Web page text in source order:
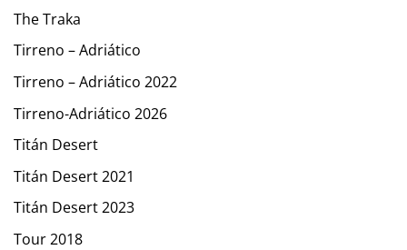
The Traka
Tirreno – Adriático
Tirreno – Adriático 2022
Tirreno-Adriático 2026
Titán Desert
Titán Desert 2021
Titán Desert 2023
Tour 2018